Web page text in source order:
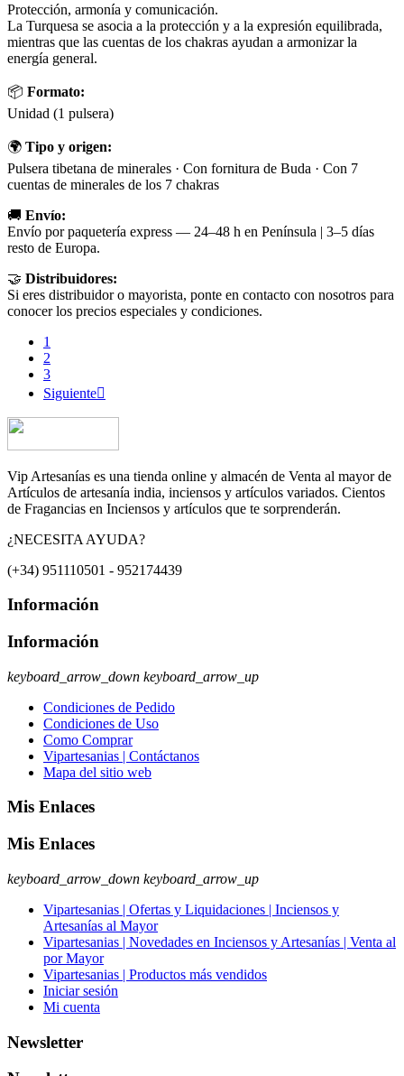
Protección, armonía y comunicación.
La Turquesa se asocia a la protección y a la expresión equilibrada,
mientras que las cuentas de los chakras ayudan a armonizar la
energía general.
📦 Formato:
Unidad (1 pulsera)
🌍 Tipo y origen:
Pulsera tibetana de minerales · Con fornitura de Buda · Con 7
cuentas de minerales de los 7 chakras
🚚 Envío:
Envío por paquetería express — 24–48 h en Península | 3–5 días
resto de Europa.
🤝 Distribuidores:
Si eres distribuidor o mayorista, ponte en contacto con nosotros para
conocer los precios especiales y condiciones.
1
2
3
Siguiente
Vip Artesanías es una tienda online y almacén de Venta al mayor de
Artículos de artesanía india, inciensos y artículos variados. Cientos
de Fragancias en Inciensos y artículos que te sorprenderán.
¿NECESITA AYUDA?
(+34) 951110501 - 952174439
Información
Información
keyboard_arrow_down keyboard_arrow_up
Condiciones de Pedido
Condiciones de Uso
Como Comprar
Vipartesanias | Contáctanos
Mapa del sitio web
Mis Enlaces
Mis Enlaces
keyboard_arrow_down keyboard_arrow_up
Vipartesanias | Ofertas y Liquidaciones | Inciensos y
Artesanías al Mayor
Vipartesanias | Novedades en Inciensos y Artesanías | Venta al
por Mayor
Vipartesanias | Productos más vendidos
Iniciar sesión
Mi cuenta
Newsletter